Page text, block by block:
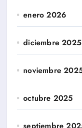
enero 2026
diciembre 2025
noviembre
octubre 2025